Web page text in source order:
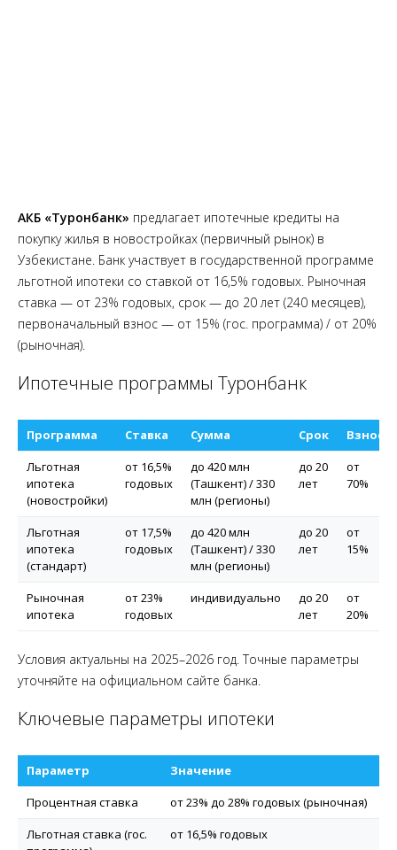
АКБ «Туронбанк» предлагает ипотечные кредиты на
покупку жилья в новостройках (первичный рынок) в
Узбекистане. Банк участвует в государственной программе
льготной ипотеки со ставкой от 16,5% годовых. Рыночная
ставка — от 23% годовых, срок — до 20 лет (240 месяцев),
первоначальный взнос — от 15% (гос. программа) / от 20%
(рыночная).
Ипотечные программы Туронбанк
Программа Ставка Сумма Срок
Взнос
Льготная
ипотека
(новостройки)
от 16,5%
годовых
до 420 млн
(Ташкент) / 330
млн (регионы)
до 20
лет
от
70%
Льготная
ипотека
(стандарт)
от 17,5%
годовых
до 420 млн
(Ташкент) / 330
млн (регионы)
до 20
лет
от
15%
Рыночная
ипотека
от 23%
годовых
индивидуально
до 20
лет
от
20%
Условия актуальны на 2025–2026 год. Точные параметры
уточняйте на официальном сайте банка.
Ключевые параметры ипотеки
Параметр
Значение
Процентная ставка
от 23% до 28% годовых (рыночная)
Льготная ставка (гос.
от 16,5% годовых